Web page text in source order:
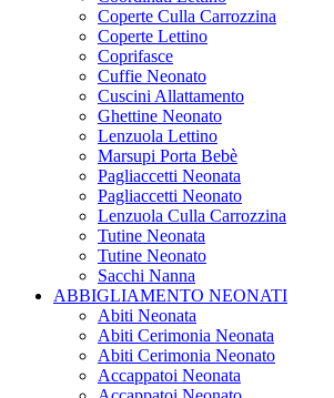
Coperte Culla Carrozzina
Coperte Lettino
Coprifasce
Cuffie Neonato
Cuscini Allattamento
Ghettine Neonato
Lenzuola Lettino
Marsupi Porta Bebè
Pagliaccetti Neonata
Pagliaccetti Neonato
Lenzuola Culla Carrozzina
Tutine Neonata
Tutine Neonato
Sacchi Nanna
ABBIGLIAMENTO NEONATI
Abiti Neonata
Abiti Cerimonia Neonata
Abiti Cerimonia Neonato
Accappatoi Neonata